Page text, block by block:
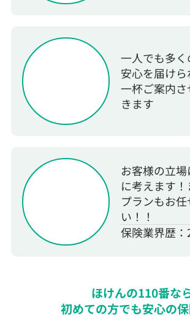
一人でも多
安心を届け
一杯ご案内
きます
お客様の立
に考えます
プランもお
い！！
保険業界歴：
ほけんの110番な
初めての方でも安心の